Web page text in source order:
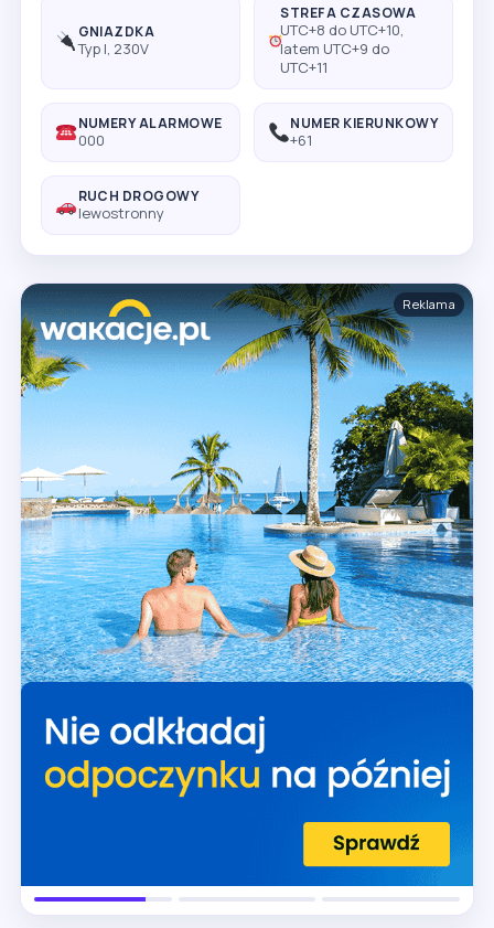
GNIAZDKA
Typ I, 230V
STREFA CZASOWA
UTC+8 do UTC+10,
latem UTC+9 do
UTC+11
NUMERY ALARMOWE
000
NUMER KIERUNKOWY
+61
RUCH DROGOWY
lewostronny
Reklama